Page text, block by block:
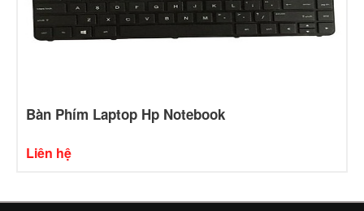
Bàn Phím Laptop Hp Notebook
Liên hệ